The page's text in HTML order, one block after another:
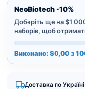
NeoBiotech -10%
Доберіть ще на $1
наборів, щоб
Виконано: $0,00 з
Доставка по Україні